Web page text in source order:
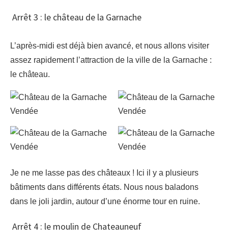
Arrêt 3 : le château de la Garnache
L’après-midi est déjà bien avancé, et nous allons visiter
assez rapidement l’attraction de la ville de la Garnache :
le château.
Je ne me lasse pas des châteaux ! Ici il y a plusieurs
bâtiments dans différents états. Nous nous baladons
dans le joli jardin, autour d’une énorme tour en ruine.
Arrêt 4 : le moulin de Chateauneuf